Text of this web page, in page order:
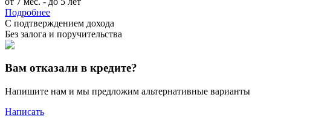
Подробнее
C подтверждением дохода
Без залога и поручительства
Вам отказали в кредите?
Напишите нам и мы предложим альтернативные варианты
Написать